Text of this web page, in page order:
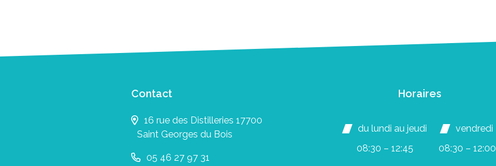
Contact
16 rue des Distilleries 17700
Saint Georges du Bois
05 46 27 97 31
Horaires
du lundi au jeudi
08:30 – 12:45
vendredi
08:30 – 12:00